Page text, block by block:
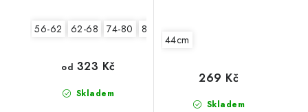
56-62 62-68 74-80 80-86
Skladem
od 323 Kč
44cm
Skladem
269 Kč